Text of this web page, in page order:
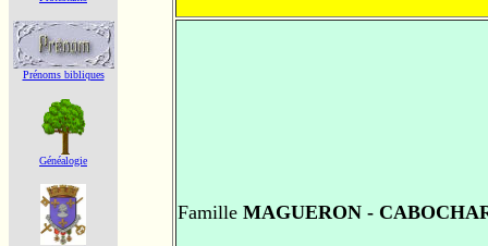
Prénoms bibliques
Généalogie
Famille MAGUERON -